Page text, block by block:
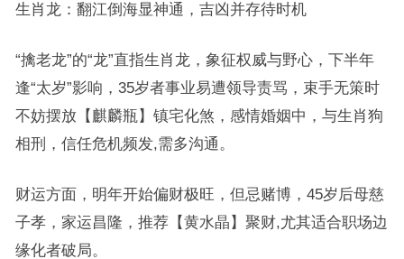
生肖龙：翻江倒海显神通，吉凶并存待时机
“擒老龙”的“龙”直指生肖龙，象征权威与野心，下半年
逢“太岁”影响，35岁者事业易遭领导责骂，束手无策时
不妨摆放【麒麟瓶】镇宅化煞，感情婚姻中，与生肖狗
相刑，信任危机频发,需多沟通。
财运方面，明年开始偏财极旺，但忌赌博，45岁后母慈
子孝，家运昌隆，推荐【黄水晶】聚财,尤其适合职场边
缘化者破局。